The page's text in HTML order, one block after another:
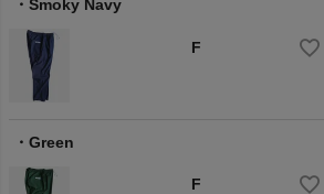
Smoky Navy
F
Green
F